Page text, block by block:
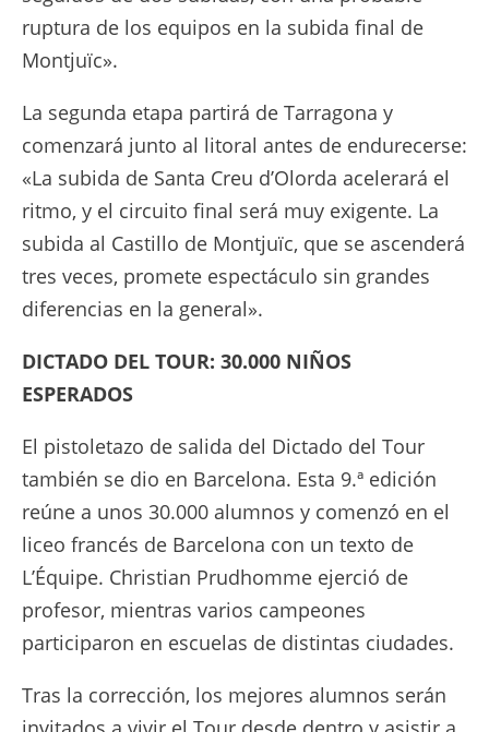
ruptura de los equipos en la subida final de
Montjuïc».
La segunda etapa partirá de Tarragona y
comenzará junto al litoral antes de endurecerse:
«La subida de Santa Creu d’Olorda acelerará el
ritmo, y el circuito final será muy exigente. La
subida al Castillo de Montjuïc, que se ascenderá
tres veces, promete espectáculo sin grandes
diferencias en la general».
DICTADO DEL TOUR: 30.000 NIÑOS
ESPERADOS
El pistoletazo de salida del Dictado del Tour
también se dio en Barcelona. Esta 9.ª edición
reúne a unos 30.000 alumnos y comenzó en el
liceo francés de Barcelona con un texto de
L’Équipe. Christian Prudhomme ejerció de
profesor, mientras varios campeones
participaron en escuelas de distintas ciudades.
Tras la corrección, los mejores alumnos serán